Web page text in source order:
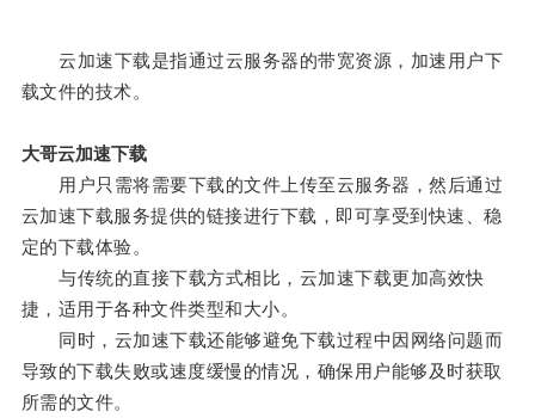
云加速下载是指通过云服务器的带宽资源，加速用户下
载文件的技术。
大哥云加速下载
用户只需将需要下载的文件上传至云服务器，然后通过
云加速下载服务提供的链接进行下载，即可享受到快速、稳
定的下载体验。
与传统的直接下载方式相比，云加速下载更加高效快
捷，适用于各种文件类型和大小。
同时，云加速下载还能够避免下载过程中因网络问题而
导致的下载失败或速度缓慢的情况，确保用户能够及时获取
所需的文件。